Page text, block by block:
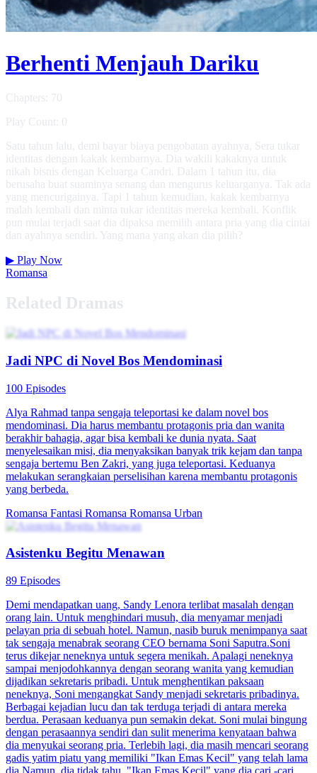
Berhenti Menjauh Dariku
Chapters: 70
Play Count: 0
Satu tahun lalu, demi bayar biaya pengobatan ayahnya, Sera tukar
identitas dengan kakak kembarnya. Dia wakili kakaknya untuk
nikah bisnis dengan Keluarga Candri. Dalam 1 tahun itu, dia
berusaha buat suaminya senang dan mengurus keluarganya. Tak ada
yang mencurigainya. Tapi 1 tahun kemudian, kakak kembarnya
malah kembali dan minta tukar identitas mereka kembali. Konflik
pun mulai terjadi saat dia dipaksa memilih antara pria yang dia cintai
dan ayahnya sendiri. Yang mana yang akan dia pilih?
▶ Play Now
Romansa
Related Dramas
Jadi NPC di Novel Bos Mendominasi
100 Episodes
Alya Rahmad tanpa sengaja teleportasi ke dalam novel bos
mendominasi. Dia harus membantu protagonis pria dan wanita
berakhir bahagia, agar bisa kembali ke dunia nyata. Saat
menyelesaikan misi, dia menyaksikan banyak trik kejam dan tanpa
sengaja bertemu Ben Zakri, yang juga teleportasi. Keduanya
melakukan serangkaian perselisihan karena membantu protagonis
yang berbeda.
Romansa Fantasi Romansa Romansa Urban
Asistenku Begitu Menawan
89 Episodes
Demi mendapatkan uang, Sandy Lenora terlibat masalah dengan
orang lain. Untuk menghindari musuh, dia menyamar menjadi
pelayan pria di sebuah hotel. Namun, nasib buruk menimpanya saat
tak sengaja menabrak seorang CEO bernama Soni Saputra.Soni
terus dikejar neneknya untuk segera menikah. Apalagi neneknya
sampai menjodohkannya dengan seorang wanita yang kemudian
dijadikan sekretaris pribadi. Untuk menghentikan paksaan
neneknya, Soni mengangkat Sandy menjadi sekretaris pribadinya.
Berbagai kejadian lucu dan tak terduga terjadi di antara mereka
berdua. Perasaan keduanya pun semakin dekat. Soni mulai bingung
dengan perasaannya sendiri dan sulit menerima kenyataan bahwa
dia menyukai seorang pria. Terlebih lagi, dia masih mencari seorang
gadis yatim piatu yang memiliki "Ikan Emas Kecil" yang telah lama
dia.Namun, dia tidak tahu, "Ikan Emas Kecil" yang dia cari -cari